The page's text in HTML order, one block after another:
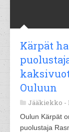
Kärpät
Ouluun
Jääkiekko -
Oulun Kärpät
puolustaja